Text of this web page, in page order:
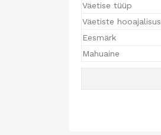
Väetise tüüp
Väetiste hooajalisus
Eesmärk
Mahuaine